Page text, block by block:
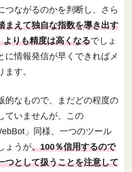
つながるのかを判断し、さら
まえて独自な指数を導き出す
りも精度は高くなるでしょ
に情報発信が早くできればメ
ます。
的なもので、まだどの程度の
ていませんが、この
」同様、一つのツール
ょうが、100％信用するので
つとして扱うことを注意して